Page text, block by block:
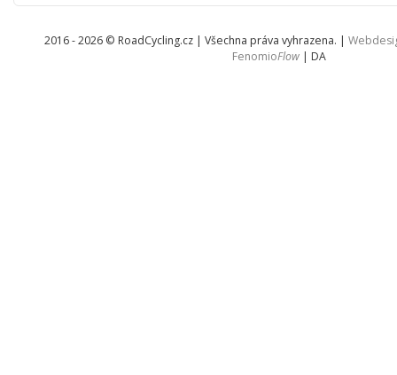
2016 - 2026 © RoadCycling.cz | Všechna práva vyhrazena. |
FenomioFlow | DA